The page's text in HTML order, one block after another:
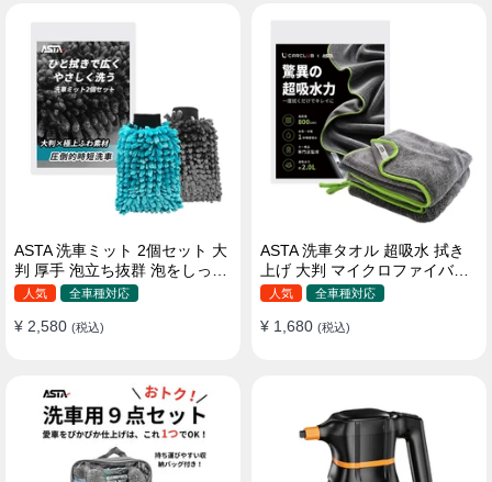
ASTA 洗車ミット 2個セット 大
判 厚手 泡立ち抜群 泡をしっか
りキープ 洗車スポンジ マイ
傷つきにくい ボディ ガラス ホ
人気 全車種対応
¥ 2,580 (税込)
ASTA 洗車タオル 超吸水 拭き
上げ 大判 マイクロファイバー
クロス プロ仕様 水拭き 窓拭き
ない 撥水 厚手 両面 大型 洗車
人気 全車種対応
¥ 1,680 (税込)